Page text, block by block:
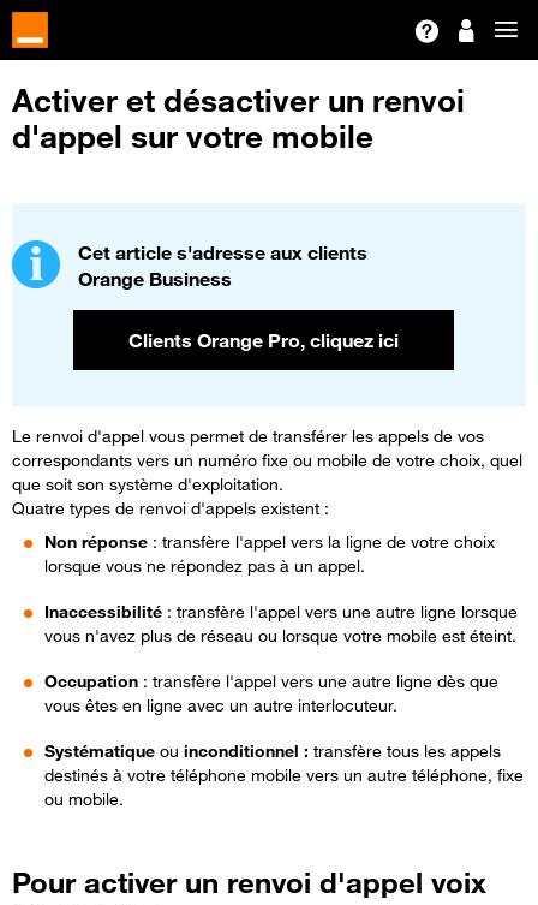
Activer et désactiver un renvoi
d'appel sur votre mobile
Cet article s'adresse aux clients
Orange Business
Clients Orange Pro, cliquez ici
Le renvoi d'appel vous permet de transférer les appels de vos
correspondants vers un numéro fixe ou mobile de votre choix, quel
que soit son système d'exploitation.
Quatre types de renvoi d'appels existent :
Non réponse : transfère l'appel vers la ligne de votre choix
lorsque vous ne répondez pas à un appel.
Inaccessibilité : transfère l'appel vers une autre ligne lorsque
vous n'avez plus de réseau ou lorsque votre mobile est éteint.
Occupation : transfère l'appel vers une autre ligne dès que
vous êtes en ligne avec un autre interlocuteur.
Systématique ou inconditionnel : transfère tous les appels
destinés à votre téléphone mobile vers un autre téléphone, fixe
ou mobile.
Pour activer un renvoi d'appel voix